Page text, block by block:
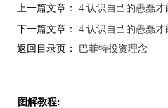
上一篇文章： 4.认识自己的愚蠢才
下一篇文章： 4.认识自己的愚蠢才
返回目录页：
巴菲特投资理念
图解教程: